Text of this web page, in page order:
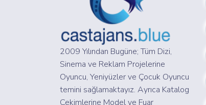
2009 Yılından Bugüne; Tüm Dizi,
Sinema ve Reklam Projelerine
Oyuncu, Yeniyüzler ve Çocuk Oyuncu
temini sağlamaktayız. Ayrıca Katalog
Çekimlerine Model ve Fuar